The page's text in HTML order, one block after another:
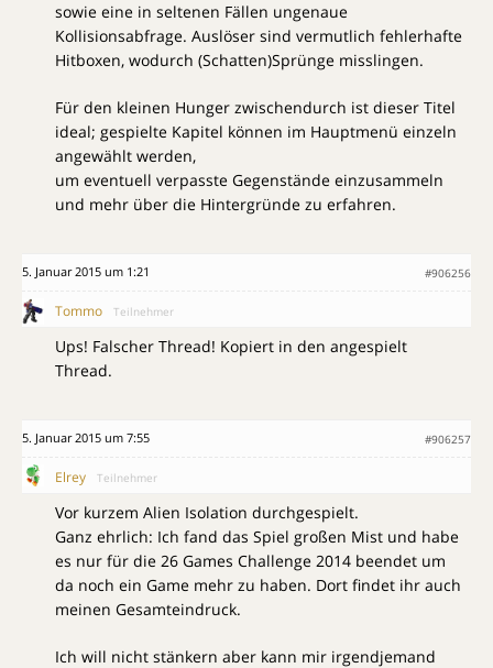
sowie eine in seltenen Fällen ungenaue
Kollisionsabfrage. Auslöser sind vermutlich fehlerhafte
Hitboxen, wodurch (Schatten)Sprünge misslingen.
Für den kleinen Hunger zwischendurch ist dieser Titel
ideal; gespielte Kapitel können im Hauptmenü einzeln
angewählt werden,
um eventuell verpasste Gegenstände einzusammeln
und mehr über die Hintergründe zu erfahren.
5. Januar 2015 um 1:21 #906256
Tommo Teilnehmer
Ups! Falscher Thread! Kopiert in den angespielt
Thread.
5. Januar 2015 um 7:55 #906257
Elrey Teilnehmer
Vor kurzem Alien Isolation durchgespielt.
Ganz ehrlich: Ich fand das Spiel großen Mist und habe
es nur für die 26 Games Challenge 2014 beendet um
da noch ein Game mehr zu haben. Dort findet ihr auch
meinen Gesamteindruck.
Ich will nicht stänkern aber kann mir irgendjemand